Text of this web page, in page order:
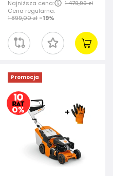
Najniższa cena:
1 479,99 zł
Cena regularna:
1 899,00 zł -19%
Promocja